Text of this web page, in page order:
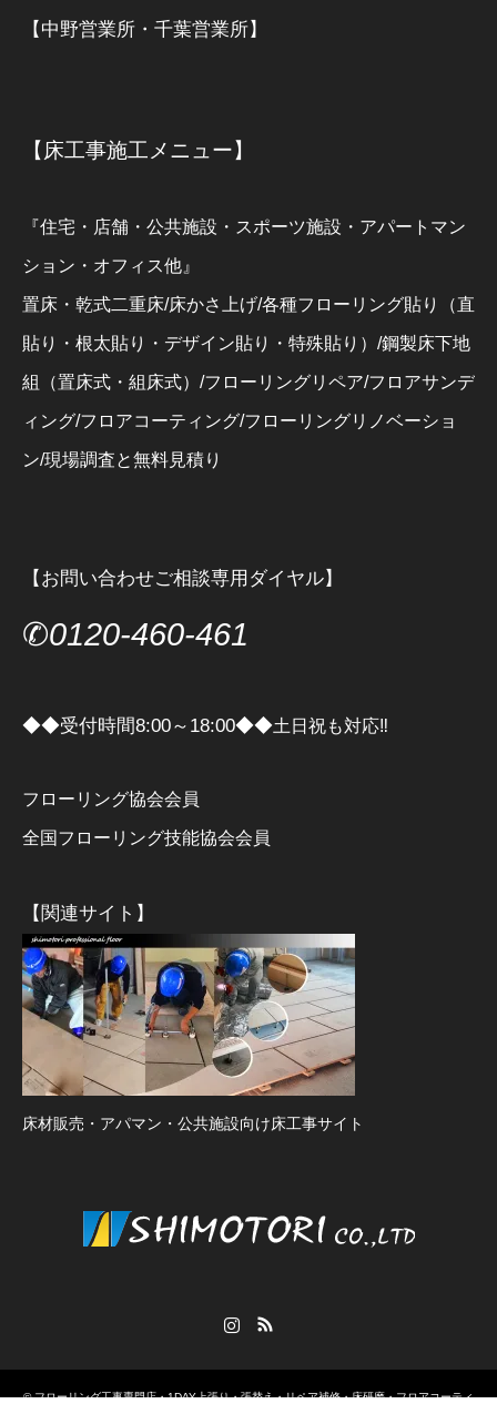
【中野営業所・千葉営業所】
【床工事施工メニュー】
『住宅・店舗・公共施設・スポーツ施設・アパートマン
ション・オフィス他』
置床・乾式二重床/床かさ上げ/各種フローリング貼り（直
貼り・根太貼り・デザイン貼り・特殊貼り）/鋼製床下地
組（置床式・組床式）/フローリングリペア/フロアサンデ
ィング/フロアコーティング/フローリングリノベーショ
ン/現場調査と無料見積り
【お問い合わせご相談専用ダイヤル】
✆0120-460-461
◆◆受付時間8:00～18:00◆◆土日祝も対応‼
フローリング協会会員
全国フローリング技能協会会員
【関連サイト】
床材販売・アパマン・公共施設向け床工事サイト
©フローリング工事専門店・1DAY上張り・張替え・リペア補修・床研磨・フロアコーティ